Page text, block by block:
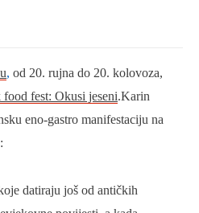
, od 20. rujna do 20. kolovoza,
fest: Okusi jeseni.Karin
eno-gastro manifestaciju na
datiraju još od antičkih